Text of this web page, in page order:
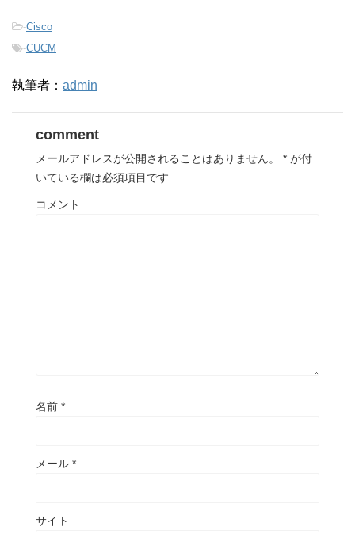
-Cisco
-CUCM
執筆者： admin
comment
メールアドレスが公開されることはありません。 * が付
いている欄は必須項目です
コメント
名前 *
メール *
サイト